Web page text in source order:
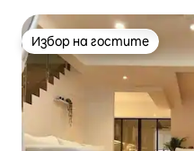
Избор на гостите
Избор на гостите